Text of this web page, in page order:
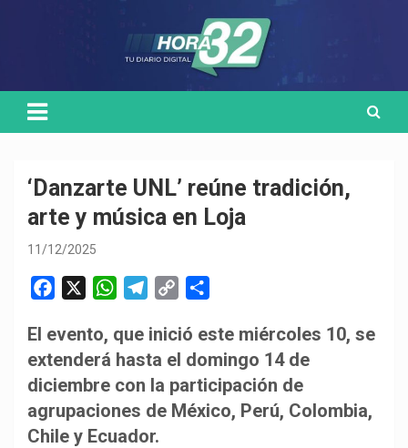
‘Danzarte UNL’ reúne tradición,
arte y música en Loja
11/12/2025
c
e
b
o
o
W
a
t
s
A
p
l
e
g
r
a
p
y
L
i
m
p
a
r
El evento, que inició este miércoles 10, se
extenderá hasta el domingo 14 de
diciembre con la participación de
agrupaciones de México, Perú, Colombia,
Chile y Ecuador.